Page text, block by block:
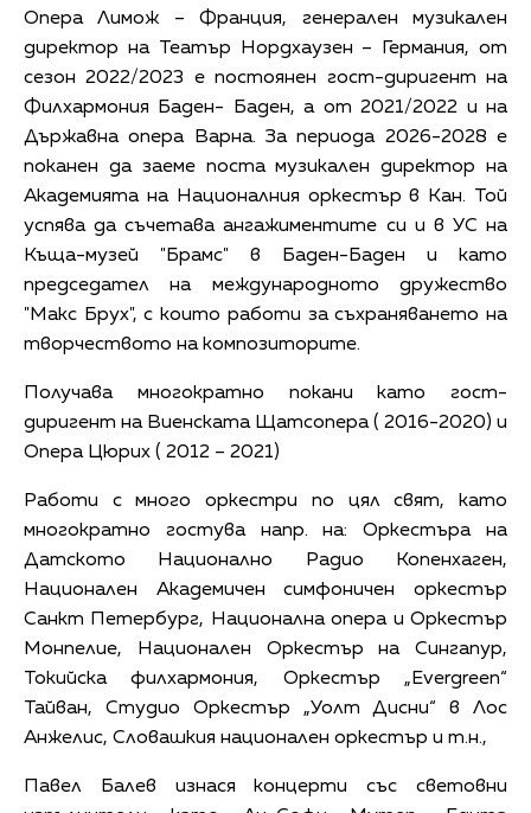
Опера Лимож – Франция, генерален музикален
директор на Театър Нордхаузен – Германия, от
сезон 2022/2023 е постоянен гост-диригент на
Филхармония Баден- Баден, а от 2021/2022 и на
Държавна опера Варна. За периода 2026-2028 е
поканен да заеме поста музикален директор на
Академията на Националния оркестър в Кан. Той
успява да съчетава ангажиментите си и в УС на
Къща-музей "Брамс" в Баден-Баден и като
председател на международното дружество
"Макс Брух", с които работи за съхраняването на
творчеството на композиторите.
Получава многократно покани като гост-
диригент на Виенската Щатсопера ( 2016-2020) и
Опера Цюрих ( 2012 – 2021)
Работи с много оркестри по цял свят, като
многократно гостува напр. на: Оркестъра на
Датското Национално Радио Копенхаген,
Национален Академичен симфоничен оркестър
Санкт Петербург, Национална опера и Оркестър
Монпелие, Национален Оркестър на Сингапур,
Токийска филхармония, Оркестър „Evergreen“
Тайван, Студио Оркестър „Уолт Дисни“ в Лос
Анжелис, Словашкия национален оркестър и т.н.,
Павел Балев изнася концерти със световни